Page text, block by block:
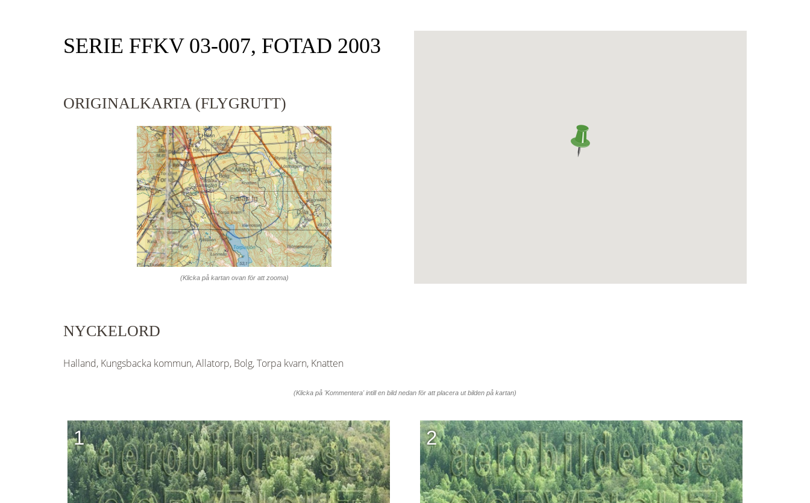
SERIE FFKV 03-007, FOTAD 2003
ORIGINALKARTA (FLYGRUTT)
(Klicka på kartan ovan för att zooma)
NYCKELORD
Halland, Kungsbacka kommun, Allatorp, Bolg, Torpa kvarn, Knatten
(Klicka på 'Kommentera' intill en bild nedan för att placera ut bilden på kartan)
1 2